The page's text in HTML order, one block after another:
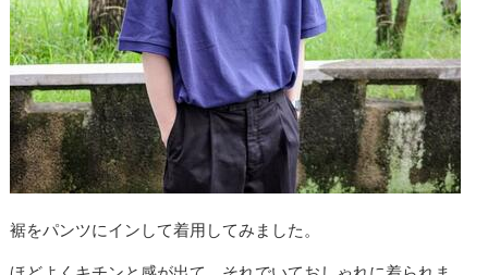
裾をパンツにインして着用してみました。